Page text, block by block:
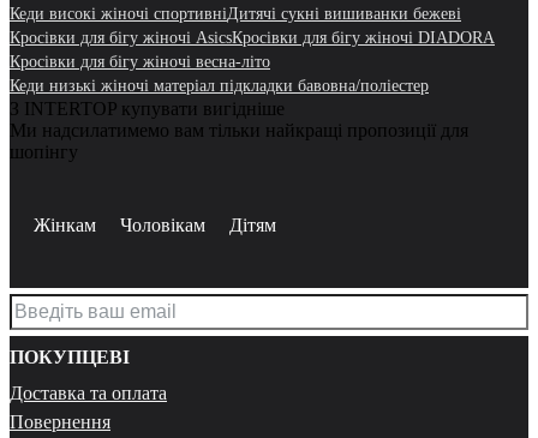
Кеди високі жіночі спортивніДитячі сукні вишиванки бежеві
Кросівки для бігу жіночі AsicsКросівки для бігу жіночі DIADORA
Кросівки для бігу жіночі весна-літо
Кеди низькі жіночі матеріал підкладки бавовна/поліестер
З INTERTOP купувати вигідніше
Ми надсилатимемо вам тільки найкращі пропозиції для
шопінгу
Жінкам Чоловікам Дітям
ПОКУПЦЕВІ
Доставка та оплата
Повернення